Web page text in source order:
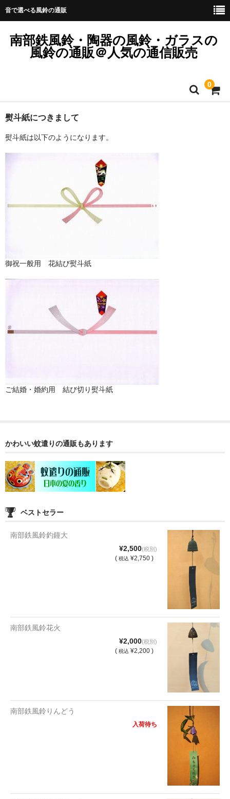
音で選べる風鈴の通販
南部鉄風鈴・陶器の風鈴・ガラスの
風鈴の通販＠人気の通信販売
0
ホーム
訪問販売法に基づく表記
送料と納期と在庫につきまして
熨斗紙につきまして
当店の所在地
商品のリクエスト・お問い合わせは？
熨斗紙につきまして
熨斗紙は以下のようになります。
御祝一般用 花結び熨斗紙
ご結婚・婚約用 結び切り熨斗紙
かわいい蚊遣りの通販もあります
ベストセラー
南部鉄風鈴釣鐘大
¥2,500(税別)
( 税込 ¥2,750 )
南部鉄風鈴花火
¥2,000(税別)
( 税込 ¥2,200 )
南部鉄風鈴りんどう
入荷待ち